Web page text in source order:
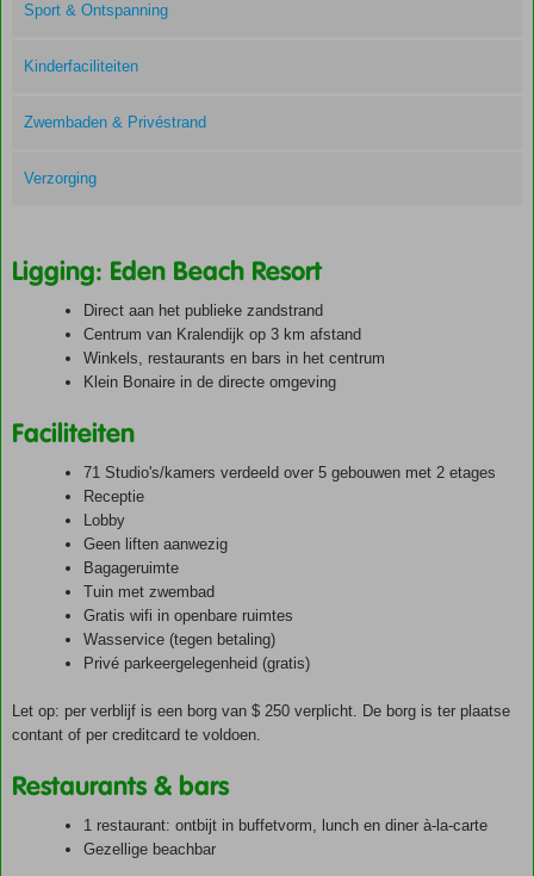
Sport & Ontspanning
Kinderfaciliteiten
Zwembaden & Privéstrand
Verzorging
Ligging: Eden Beach Resort
Direct aan het publieke zandstrand
Centrum van Kralendijk op 3 km afstand
Winkels, restaurants en bars in het centrum
Klein Bonaire in de directe omgeving
Faciliteiten
71 Studio's/kamers verdeeld over 5 gebouwen met 2 etages
Receptie
Lobby
Geen liften aanwezig
Bagageruimte
Tuin met zwembad
Gratis wifi in openbare ruimtes
Wasservice (tegen betaling)
Privé parkeergelegenheid (gratis)
Let op: per verblijf is een borg van $ 250 verplicht. De borg is ter plaatse
contant of per creditcard te voldoen.
Restaurants & bars
1 restaurant: ontbijt in buffetvorm, lunch en diner à-la-carte
Gezellige beachbar